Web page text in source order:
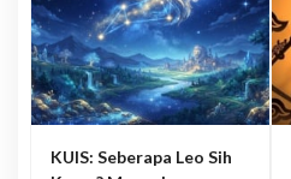
KUIS: Seberapa Leo Sih